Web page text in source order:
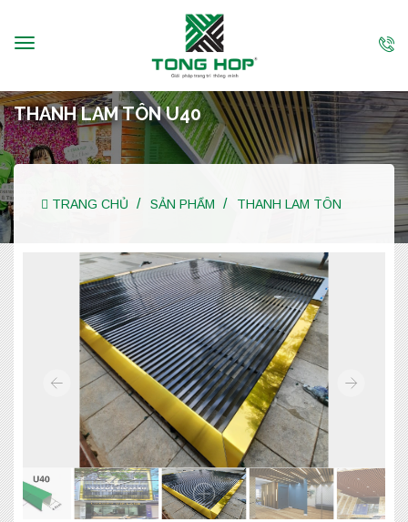
THANH LAM TÔN U40
TRANG CHỦ SẢN PHẨM THANH LAM TÔN